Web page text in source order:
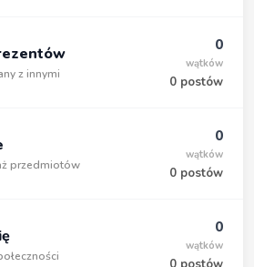
z innymi
0
wątków
0 postów
przedmiotów
0
wątków
0 postów
0
wątków